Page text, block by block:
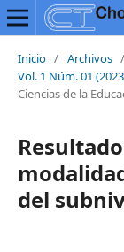
Inicio / Archivos /
Vol. 1 Núm. 01
Ciencias de la
del